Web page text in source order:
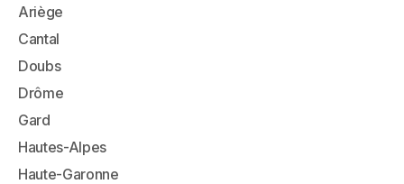
Ariège
Cantal
Doubs
Drôme
Gard
Hautes-Alpes
Haute-Garonne